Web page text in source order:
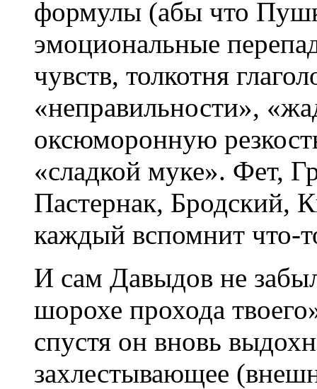
формулы (абы что
эмоциональные
чувств, толкотня
«неправильности»,
оксюморонную
«сладкой муке». Фет,
Пастернак, Бродский,
каждый вспомнит что-
И сам Давыдов не
шорохе прохода
спустя он вновь
захлестывающее